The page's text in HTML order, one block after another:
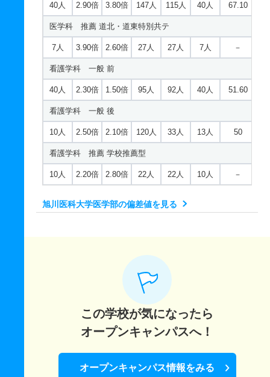
40人 2.90倍 3.80倍 147人 115人 40人 67.10
医学科 推薦 道北・道東特別共テ
7人 3.90倍 2.60倍 27人 27人 7人 －
看護学科 一般 前
40人 2.30倍 1.50倍 95人 92人 40人 51.60
看護学科 一般 後
10人 2.50倍 2.10倍 120人 33人 13人 50
看護学科 推薦 学校推薦型
10人 2.20倍 2.80倍 22人 22人 10人 －
旭川医科大学医学部の偏差値を見る
この学校が気になったら
オープンキャンパスへ！
オープンキャンパス情報をみる